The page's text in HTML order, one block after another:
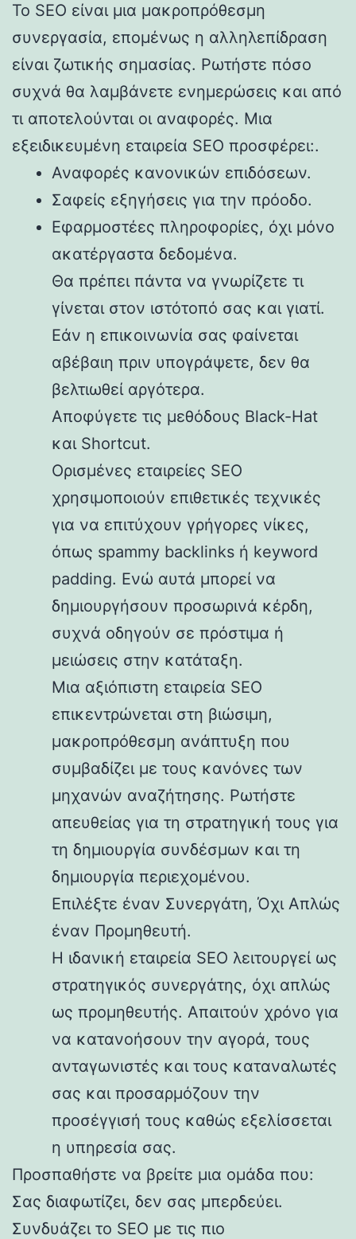
Το SEO είναι μια μακροπρόθεσμη
συνεργασία, επομένως η αλληλεπίδραση
είναι ζωτικής σημασίας. Ρωτήστε πόσο
συχνά θα λαμβάνετε ενημερώσεις και από
τι αποτελούνται οι αναφορές. Μια
εξειδικευμένη εταιρεία SEO προσφέρει:.
Αναφορές κανονικών επιδόσεων.
Σαφείς εξηγήσεις για την πρόοδο.
Εφαρμοστέες πληροφορίες, όχι μόνο
ακατέργαστα δεδομένα.
Θα πρέπει πάντα να γνωρίζετε τι
γίνεται στον ιστότοπό σας και γιατί.
Εάν η επικοινωνία σας φαίνεται
αβέβαιη πριν υπογράψετε, δεν θα
βελτιωθεί αργότερα.
Αποφύγετε τις μεθόδους Black-Hat
και Shortcut.
Ορισμένες εταιρείες SEO
χρησιμοποιούν επιθετικές τεχνικές
για να επιτύχουν γρήγορες νίκες,
όπως spammy backlinks ή keyword
padding. Ενώ αυτά μπορεί να
δημιουργήσουν προσωρινά κέρδη,
συχνά οδηγούν σε πρόστιμα ή
μειώσεις στην κατάταξη.
Μια αξιόπιστη εταιρεία SEO
επικεντρώνεται στη βιώσιμη,
μακροπρόθεσμη ανάπτυξη που
συμβαδίζει με τους κανόνες των
μηχανών αναζήτησης. Ρωτήστε
απευθείας για τη στρατηγική τους για
τη δημιουργία συνδέσμων και τη
δημιουργία περιεχομένου.
Επιλέξτε έναν Συνεργάτη, Όχι Απλώς
έναν Προμηθευτή.
Η ιδανική εταιρεία SEO λειτουργεί ως
στρατηγικός συνεργάτης, όχι απλώς
ως προμηθευτής. Απαιτούν χρόνο για
να κατανοήσουν την αγορά, τους
ανταγωνιστές και τους καταναλωτές
σας και προσαρμόζουν την
προσέγγισή τους καθώς εξελίσσεται
η υπηρεσία σας.
Προσπαθήστε να βρείτε μια ομάδα που:
Σας διαφωτίζει, δεν σας μπερδεύει.
Συνδυάζει το SEO με τις πιο